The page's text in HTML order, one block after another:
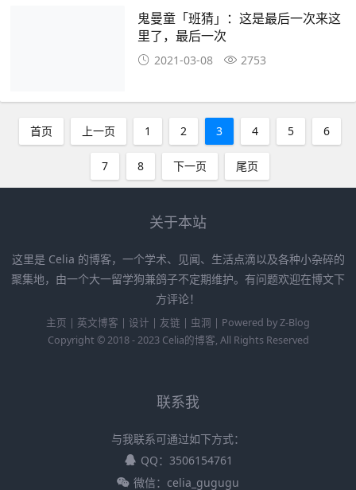
鬼曼童「班猜」：这是最后一次来这
里了，最后一次
2021-03-08 2753
首页 上一页 1 2 3 4 5 6
7 8 下一页 尾页
关于本站
这里是 Celia 的博客，一个学术、见闻、生活点滴以及各种小杂碎的
聚集地，由一个大一留学狗兼鸽子不定期维护。有问题欢迎在博文下
方评论！
主页 | 英文博客 | 设计 | 友链 | 虫洞 | Powered byZ-Blog
Copyright © 2018 - 2023 Celia的博客, All Rights Reserved
联系我
与我联系可通过如下方式：
QQ：3506154761
微信：celia_gugugu